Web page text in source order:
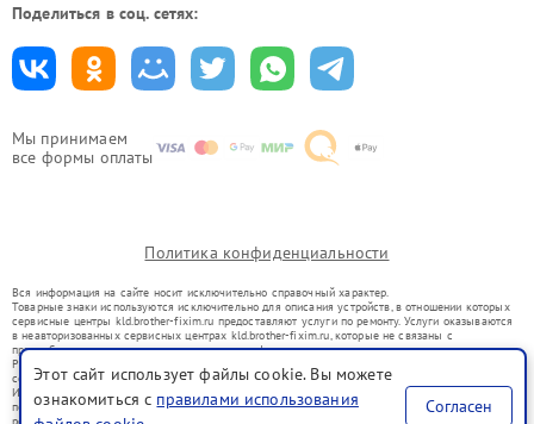
Мы принимаем
все формы оплаты
Поделиться в соц. сетях:
Политика конфиденциальности
Вся информация на сайте носит исключительно справочный характер.
Товарные знаки используются исключительно для описания устройств, в отношении которых
сервисные центры kld.brother-fixim.ru предоставляют услуги по ремонту. Услуги оказываются
в неавторизованных сервисных центрах kld.brother-fixim.ru, которые не связаны с
правообладателями товарных знаков или их официальными представителями.
Ремонт осуществляется для устройств, уже введенных в гражданский оборот в соответствии
со статьей 1487 ГК РФ.
Использование товарных знаков не преследует цели индивидуализации услуг или введения
потребителей в заблуждение, а служит для информирования о предоставляемых услугах по
Этот сайт использует файлы cookie. Вы можете
ознакомиться с правилами использования
Согласен